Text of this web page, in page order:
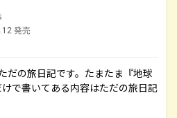
発売
だの旅日記です。たまたま『地球
で書いてある内容はただの旅日記